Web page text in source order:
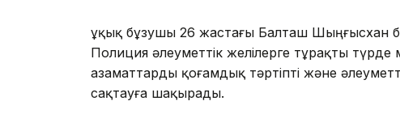
Құқық бұзушы 26 жастағы Балташ Шыңғысхан
Полиция әлеуметтік желілерге тұрақты
азаматтарды қоғамдық тәртіпті және
сақтауға шақырады.